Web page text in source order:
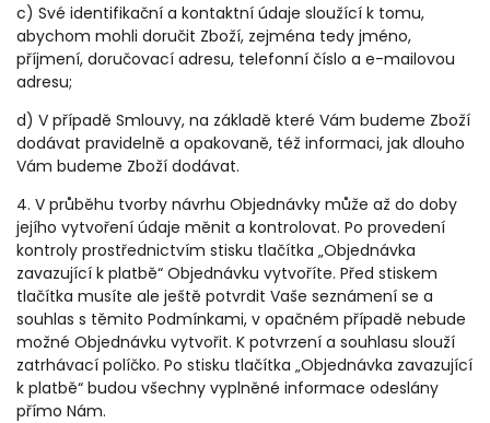
c) Své identifikační a kontaktní údaje sloužící k tomu,
abychom mohli doručit Zboží, zejména tedy jméno,
příjmení, doručovací adresu, telefonní číslo a e-mailovou
adresu;
d) V případě Smlouvy, na základě které Vám budeme Zboží
dodávat pravidelně a opakovaně, též informaci, jak dlouho
Vám budeme Zboží dodávat.
4. V průběhu tvorby návrhu Objednávky může až do doby
jejího vytvoření údaje měnit a kontrolovat. Po provedení
kontroly prostřednictvím stisku tlačítka „Objednávka
zavazující k platbě“ Objednávku vytvoříte. Před stiskem
tlačítka musíte ale ještě potvrdit Vaše seznámení se a
souhlas s těmito Podmínkami, v opačném případě nebude
možné Objednávku vytvořit. K potvrzení a souhlasu slouží
zatrhávací políčko. Po stisku tlačítka „Objednávka zavazující
k platbě“ budou všechny vyplněné informace odeslány
přímo Nám.